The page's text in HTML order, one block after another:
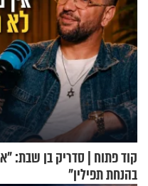
קוד פתוח | סדריק בן שבת:
בהנחת תפילין"